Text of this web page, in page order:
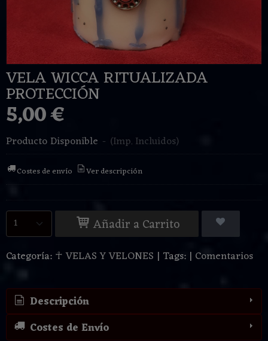
VELA WICCA RITUALIZADA
PROTECCIÓN
5,00 €
Producto Disponible - (Imp. Incluidos)
Costes de envío Ver descripción
Añadir a Carrito
Categoría: ☥ VELAS Y VELONES | Tags: | Comentarios
Descripción
Costes de Envío